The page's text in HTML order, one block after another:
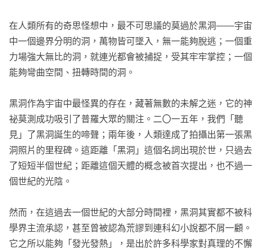
在人類所有的奇思怪想中，最不可思議的莫過於黑洞——宇宙
中一個邊界分明的洞，萬物皆可墜入，無一能夠脫逃；一個重
力場強大無比的洞，就連光都會被捕捉，受其牢牢掌控；一個
能夠彎曲空間、扭轉時間的洞。
黑洞作為宇宙中最怪異的存在，藏著無數的未解之迷，它的神
祕莫測成功吸引了普羅大眾的關注。二〇一五年，我們「聽
見」了黑洞誕生的啼聲；兩年後，人類達成了拍攝出第一張黑
洞照片的里程碑。這距離「黑洞」這個名詞出現於世，只過去
了短短半個世紀；距離這個天體的概念被首次提出，也不過一
個世紀的光陰。
然而，在這過去一個世紀的大部分時間裡，黑洞其實都不被科
學界主流承認，甚至曾被認為荒謬到連科幻小說都不屑一顧。
它之所以能夠「發光發熱」，是出於許多科學家對真理的不懈